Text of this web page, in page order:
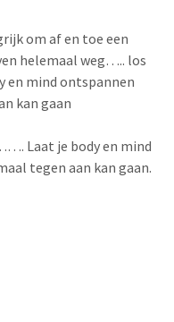
om af en toe een
helemaal weg….. los
en mind ontspannen
kan gaan
Laat je body en mind
tegen aan kan gaan.